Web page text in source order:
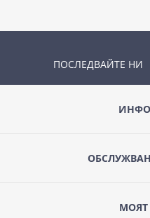
ПОСЛЕДВАЙТЕ НИ